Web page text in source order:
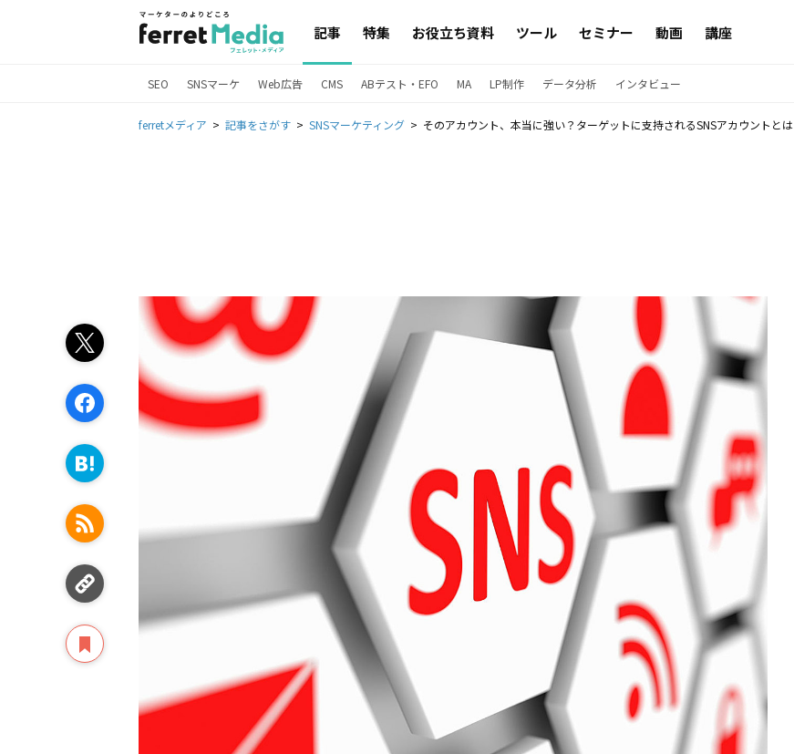
記事 特集 お役立ち資料 ツール セミナー 動画 講座
SEO SNSマーケ Web広告 CMS ABテスト・EFO MA LP制作 データ分析 インタビュー
ferretメディア 記事をさがす SNSマーケティング そのアカウント、本当に強い？ターゲットに支持されるSNSアカウントとは